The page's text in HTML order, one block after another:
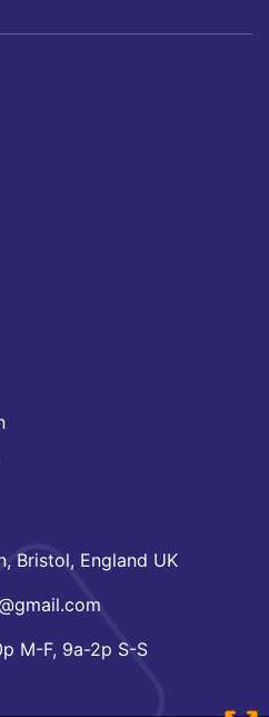
Bristol, England UK
M-F, 9a-2p S-S